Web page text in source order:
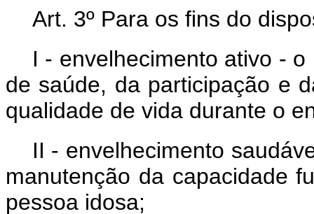
Art. 3º Para os fins do
I - envelhecimento ativo -
de saúde, da participação e
qualidade de vida durante o
II - envelhecimento
manutenção da capacidade
pessoa idosa;